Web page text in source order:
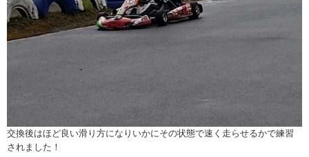
交換後はほど良い滑り方になりいかにその状態で速く走らせるかで練習
されました！